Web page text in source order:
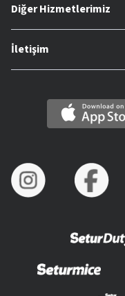
Diğer Hizmetlerimiz
İletişim